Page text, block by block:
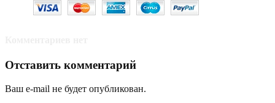
Отставить комментарий
Ваш e-mail не будет опубликован.